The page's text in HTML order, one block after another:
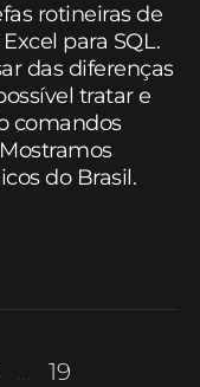
rotineiras de
para SQL.
das diferenças
tratar e
comandos
do Brasil.
19